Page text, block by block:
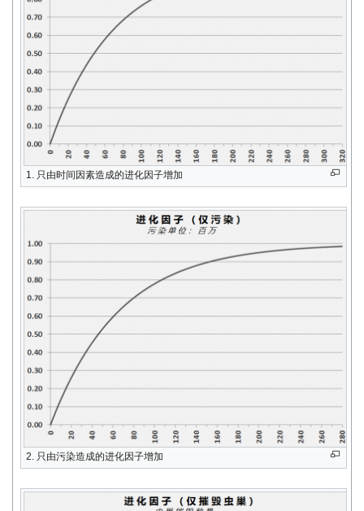
1. 只由时间因素造成的进化因子增加
2. 只由污染造成的进化因子增加